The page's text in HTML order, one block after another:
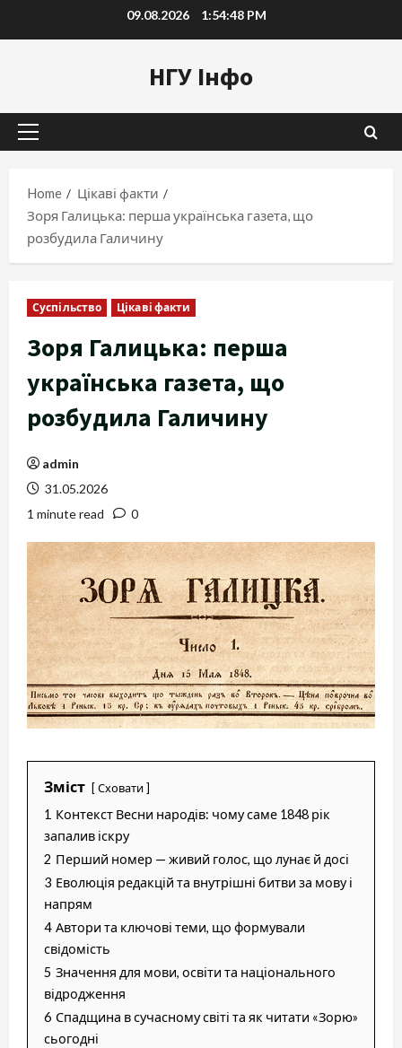
to
09.08.2026 1:54:50 PM
НГУ Інфо
Primary
Home
Цікаві факти
Зоря Галицька: перша українська газета, що
розбудила Галичину
Суспільство Цікаві факти
Зоря Галицька: перша
українська газета, що
розбудила Галичину
admin
31.05.2026
1 minute read
0
Зміст Сховати
1 Контекст Весни народів: чому саме 1848 рік
запалив іскру
2 Перший номер — живий голос, що лунає й досі
3 Еволюція редакцій та внутрішні битви за мову і
напрям
4 Автори та ключові теми, що формували
свідомість
5 Значення для мови, освіти та національного
відродження
6 Спадщина в сучасному світі та як читати «Зорю»
сьогодні